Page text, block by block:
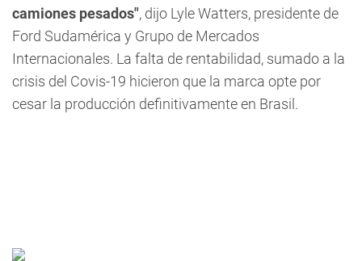
camiones pesados", dijo Lyle Watters, presidente de
Ford Sudamérica y Grupo de Mercados
Internacionales. La falta de rentabilidad, sumado a la
crisis del Covis-19 hicieron que la marca opte por
cesar la producción definitivamente en Brasil.